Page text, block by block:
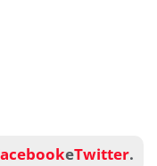
eTwitter.